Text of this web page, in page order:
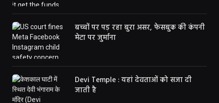
बच्चों पर पड़ रहा बुरा असर, फेसबुक की कंपनी
मेटा पर जुर्माना
Devi Temple : यहां देवताओं को सजा दी
जाती है